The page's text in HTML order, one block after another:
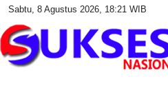
Sabtu, 8 Agustus 2026, 18:21 WIB